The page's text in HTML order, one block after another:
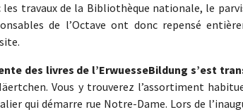
les travaux de la Bibliothèque nationale, le
de l’Octave ont donc repensé
des livres de l’ErwuesseBildung s’est
Vous y trouverez l’assortiment
qui démarre rue Notre-Dame. Lors de